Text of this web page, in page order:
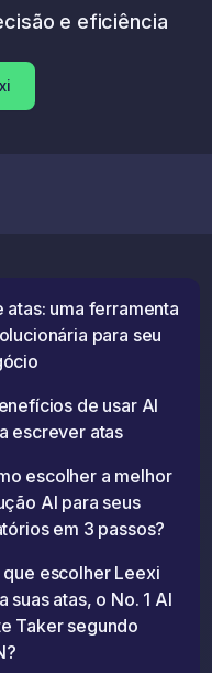
e eficiência
atas: uma ferramenta
para seu
de usar AI
escrever atas
escolher a melhor
AI para seus
em 3 passos?
que escolher Leexi
suas atas, o No. 1 AI
Taker segundo